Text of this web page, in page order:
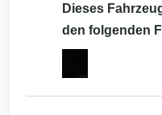
Dieses
den folgenden